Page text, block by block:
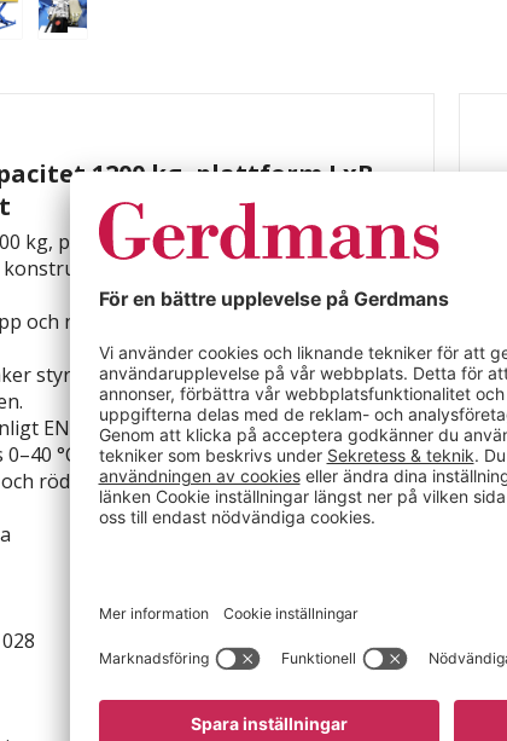
1200 kg, plattform LxB
kg, plattform LxB 1350 x 1000 mm, från
Vridstyv sax av fyrkantsrör
och nödstopp. Lyfter och sänker
styrning av saxmekanismen med hjälp
EN 1570-1. CE-märkt.
°C.
röd 16 A CEE-kontakt.